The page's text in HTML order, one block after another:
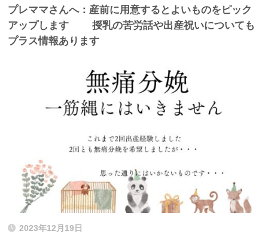
プレママさんへ：産前に用意するとよいものをピック
アップします 授乳の苦労話や出産祝いについても
プラス情報あります
2023年12月19日